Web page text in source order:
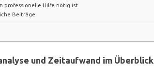
professionelle Hilfe nötig ist
Beiträge:
und Zeitaufwand im Überblick